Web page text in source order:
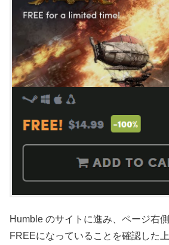
Humble のサイトに進み、ページ右
FREEになっていることを確認した上